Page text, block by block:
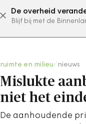
De overheid
Blijf bij met de
ruimte en milieu nieuws
Mislukte
niet het
De aanhoudende